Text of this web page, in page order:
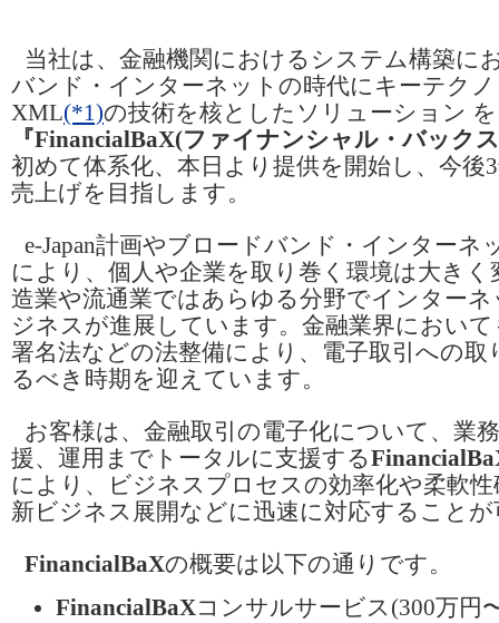
当社は、金融機関におけるシステム構築に
バンド・インターネットの時代にキーテク
XML(*1)の技術を核としたソリューション を
『FinancialBaX(ファイナンシャル・バック
初めて体系化、本日より提供を開始し、今後
売上げを目指します。
e-Japan計画やブロードバンド・インターネ
により、個人や企業を取り巻く環境は大き
造業や流通業ではあらゆる分野でインター
ジネスが進展しています。金融業界におい
署名法などの法整備により、電子取引への取
るべき時期を迎えています。
お客様は、金融取引の電子化について、業
援、運用までトータルに支援する
により、ビジネスプロセスの効率化や柔軟
新ビジネス展開などに迅速に対応すること
FinancialBaXの概要は以下の通りです。
FinancialBaXコンサルサービス(300万円